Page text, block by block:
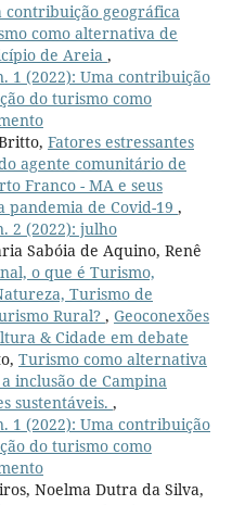
contribuição geográfica
como alternativa de
de Areia ,
1 (2022): Uma contribuição
do turismo como
Fatores estressantes
agente comunitário de
Franco - MA e seus
pandemia de Covid-19 ,
2 (2022): julho
Sabóia de Aquino, Renê
o que é Turismo,
Turismo de
Rural? , Geoconexões
& Cidade em debate
Turismo como alternativa
inclusão de Campina
sustentáveis. ,
1 (2022): Uma contribuição
do turismo como
Noelma Dutra da Silva,